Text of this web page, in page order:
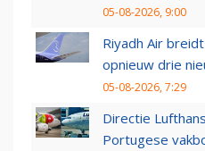
05-08-2026, 9:00
Riyadh Air
opnieuw drie
05-08-2026, 7:29
Directie
Portugese